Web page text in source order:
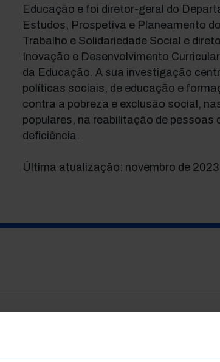
Educação e foi diretor-geral do
Estudos, Prospetiva e Planeamento
Trabalho e Solidariedade Social e
Inovação e Desenvolvimento
da Educação. A sua investigação
políticas sociais, de educação e
contra a pobreza e exclusão social,
populares, na reabilitação de pessoas
deficiência.
Última atualização: novembro de 2023